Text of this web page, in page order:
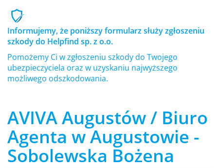
Informujemy, że poniższy formularz służy zgłoszeniu
szkody do Helpfind sp. z o.o.
Pomożemy Ci w zgłoszeniu szkody do Twojego
ubezpieczyciela oraz w uzyskaniu najwyższego
możliwego odszkodowania.
AVIVA Augustów / Biuro
Agenta w Augustowie -
Sobolewska Bożena